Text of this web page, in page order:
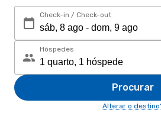
Check-in / Check-out
Hóspedes
Procurar
Alterar o